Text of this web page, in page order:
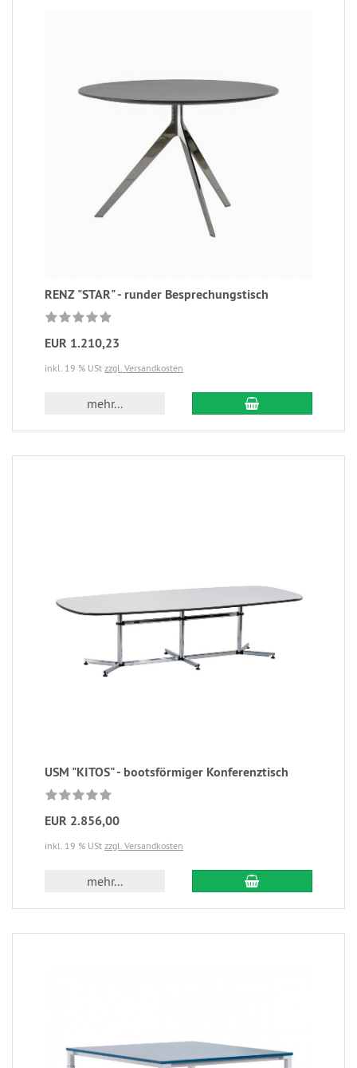
RENZ "STAR" - runder Besprechungstisch
EUR 1.210,23
inkl. 19 % USt zzgl. Versandkosten
mehr...
USM "KITOS" - bootsförmiger Konferenztisch
EUR 2.856,00
inkl. 19 % USt zzgl. Versandkosten
mehr...